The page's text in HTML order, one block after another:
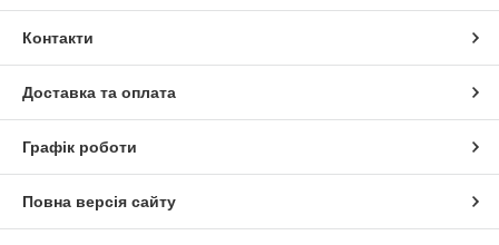
Контакти
Доставка та оплата
Графік роботи
Повна версія сайту